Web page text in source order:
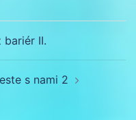
bariér II.
s nami 2